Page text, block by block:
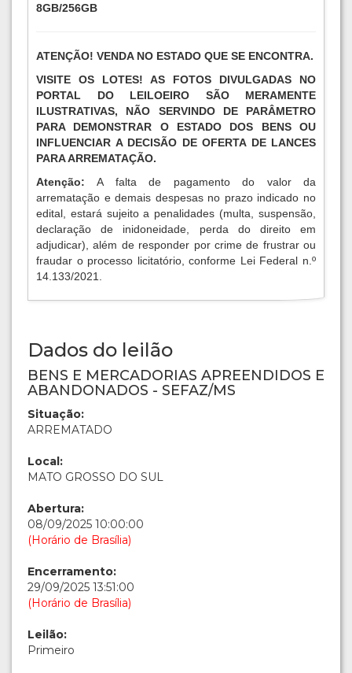
8GB/256GB
ATENÇÃO! VENDA NO ESTADO QUE SE ENCONTRA.
VISITE OS LOTES! AS FOTOS DIVULGADAS NO
PORTAL DO LEILOEIRO SÃO MERAMENTE
ILUSTRATIVAS, NÃO SERVINDO DE PARÂMETRO
PARA DEMONSTRAR O ESTADO DOS BENS OU
INFLUENCIAR A DECISÃO DE OFERTA DE LANCES
PARA ARREMATAÇÃO.
Atenção:A falta de pagamento do valor da
arrematação e demais despesas no prazo indicado no
edital, estará sujeito a penalidades (multa, suspensão,
declaração de inidoneidade, perda do direito em
adjudicar), além de responder por crime de frustrar ou
fraudar o processo licitatório, conforme Lei Federal n.º
14.133/2021.
Dados do leilão
BENS E MERCADORIAS APREENDIDOS E
ABANDONADOS - SEFAZ/MS
Situação:
ARREMATADO
Local:
MATO GROSSO DO SUL
Abertura:
08/09/2025 10:00:00
(Horário de Brasília)
Encerramento:
29/09/2025 13:51:00
(Horário de Brasília)
Leilão:
Primeiro